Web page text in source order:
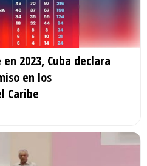
2023, Cuba declara
en los
Caribe